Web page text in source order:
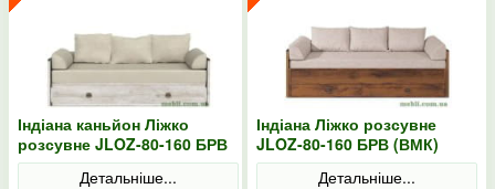
Індіана каньйон Ліжко
розсувне JLOZ-80-160 БРВ
(ВМК)
Детальніше...
Індіана Ліжко розсувне
JLOZ-80-160 БРВ (ВМК)
Детальніше...